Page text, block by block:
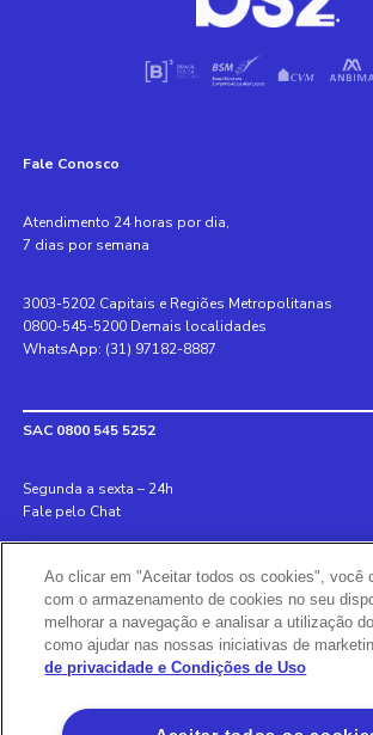
Fale Conosco
Atendimento 24 horas por dia,
7 dias por semana
3003-5202 Capitais e Regiões Metropolitanas
0800-545-5200 Demais localidades
WhatsApp: (31) 97182-8887
SAC 0800 545 5252
Segunda a sexta – 24h
Fale pelo Chat
Internacional +55 31 3078 8152
Deficiente auditivo 0800 970 6993
Ouvidoria 0800 726 8889
Via Olímpia, São Paulo, SP 04547-130, Brasil, 3003-
Ao clicar em "Aceitar todos os cookies", você
com o armazenamento de cookies no seu
melhorar a navegação e analisar a utilização
como ajudar nas nossas iniciativas de
de privacidade e Condições de Uso